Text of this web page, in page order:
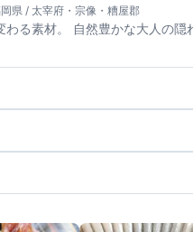
県 / 太宰府・宗像・糟屋郡
わる素材。 自然豊かな大人の隠